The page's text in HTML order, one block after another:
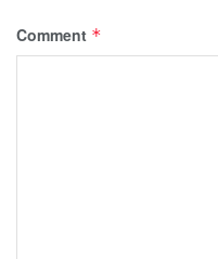
Comment *